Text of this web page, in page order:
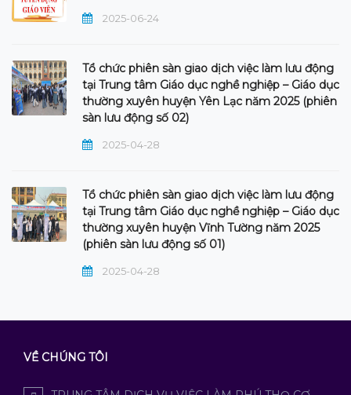
2025-06-24
Tổ chức phiên sàn giao dịch việc làm lưu động
tại Trung tâm Giáo dục nghề nghiệp – Giáo dục
thường xuyên huyện Yên Lạc năm 2025 (phiên
sàn lưu động số 02)
2025-04-28
Tổ chức phiên sàn giao dịch việc làm lưu động
tại Trung tâm Giáo dục nghề nghiệp – Giáo dục
thường xuyên huyện Vĩnh Tường năm 2025
(phiên sàn lưu động số 01)
2025-04-28
VỀ CHÚNG TÔI